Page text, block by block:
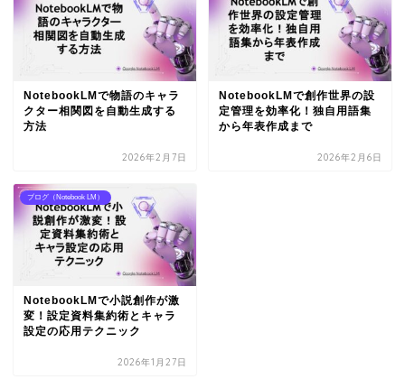
NotebookLMで物語のキャラ
クター相関図を自動生成する
方法
2026年2月7日
NotebookLMで創作世界の設
定管理を効率化！独自用語集
から年表作成まで
2026年2月6日
ブログ（Notebook LM）
NotebookLMで小説創作が激
変！設定資料集約術とキャラ
設定の応用テクニック
2026年1月27日